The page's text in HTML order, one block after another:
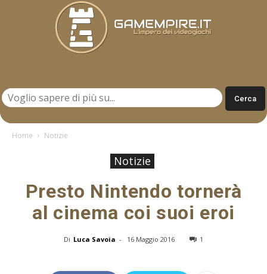
Home Notizie
Notizie
Presto Nintendo tornerà
al cinema coi suoi eroi
Di Luca Savoia - 16 Maggio 2016 1